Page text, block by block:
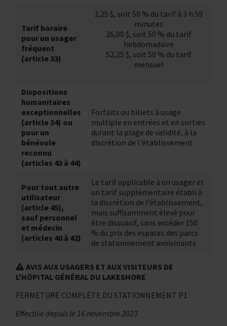
Tarif horaire
pour un usager
fréquent
(article 33)
3,25 $, soit 50 % du tarif à 3 h 59
minutes
26,00 $, soit 50 % du tarif
hebdomadaire
52,25 $, soit 50 % du tarif
mensuel
Dispositions
humanitaires
exceptionnelles
(article 34) ou
pour un
bénévole
reconnu
(articles 43 à 44)
Forfaits ou billets à usage
multiple en entrées et en sorties
durant la plage de validité, à la
discrétion de l'établissement
Pour tout autre
utilisateur
(article 45),
sauf personnel
et médecin
(articles 40 à 42)
Le tarif applicable à un usager et
un tarif supplémentaire établi à
la discrétion de l’établissement,
mais suffisamment élevé pour
être dissuasif, sans excéder 150
% du prix des espaces des parcs
de stationnement avoisinants
AVIS AUX USAGERS ET AUX VISITEURS DE
L'HÖPITAL GÉNÉRAL DU LAKESHORE
FERMETURE COMPLÈTE DU STATIONNEMENT P1
Effective depuis le 16 novembre 2023